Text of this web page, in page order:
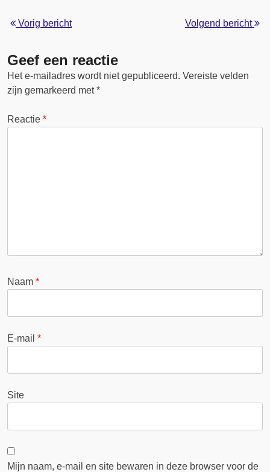
Vorig bericht Volgend bericht
Geef een reactie
Het e-mailadres wordt niet gepubliceerd. Vereiste velden
zijn gemarkeerd met*
Reactie *
Naam *
E-mail *
Site
Mijn naam, e-mail en site bewaren in deze browser voor de